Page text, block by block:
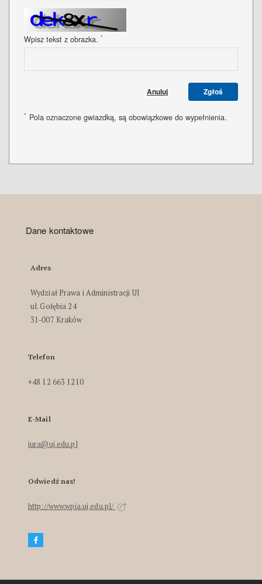
Wpisz tekst z obrazka. *
Anuluj Zgłoś
* Pola oznaczone gwiazdką, są obowiązkowe do wypełnienia.
Dane kontaktowe
Adres
Wydział Prawa i Administracji UJ
ul. Gołębia 24
31-007 Kraków
Telefon
+48 12 663 1210
E-Mail
iura@uj.edu.pl
Odwiedź nas!
http://www.wpia.uj.edu.pl/